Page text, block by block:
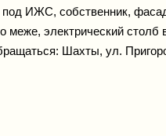
под ИЖС, собственник,
меже, электрический столб
Шахты, ул.